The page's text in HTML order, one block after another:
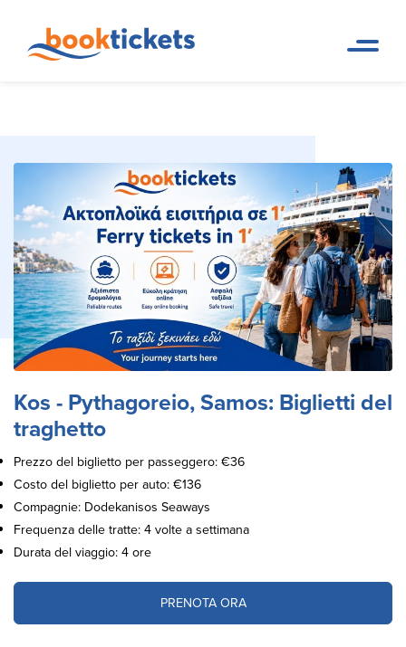
traghetti e biglietti
Kos - Pythagoreio, Samos: Biglietti del
traghetto
Prezzo del biglietto per passeggero: €36
Costo del biglietto per auto: €136
Compagnie: Dodekanisos Seaways
Frequenza delle tratte: 4 volte a settimana
Durata del viaggio: 4 ore
PRENOTA ORA